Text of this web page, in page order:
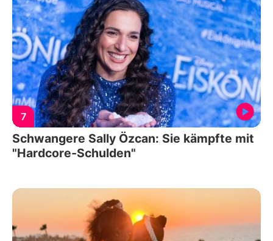
7
Schwangere Sally Özcan: Sie kämpfte mit
"Hardcore-Schulden"